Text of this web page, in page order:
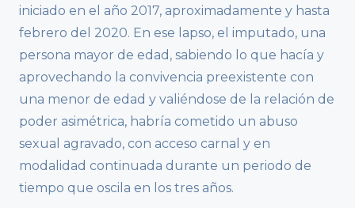
iniciado en el año 2017, aproximadamente y hasta
febrero del 2020. En ese lapso, el imputado, una
persona mayor de edad, sabiendo lo que hacía y
aprovechando la convivencia preexistente con
una menor de edad y valiéndose de la relación de
poder asimétrica, habría cometido un abuso
sexual agravado, con acceso carnal y en
modalidad continuada durante un periodo de
tiempo que oscila en los tres años.